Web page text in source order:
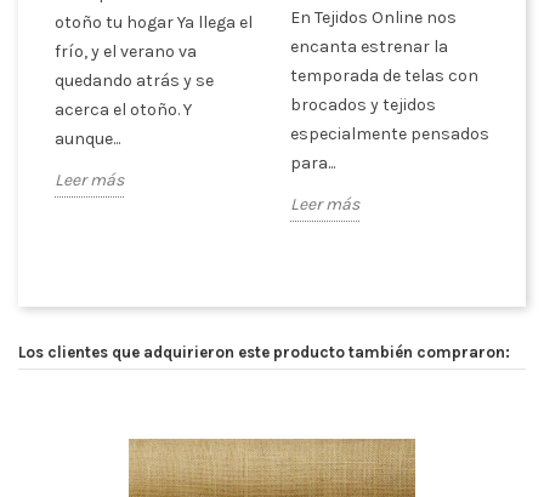
otoño tu hogar Ya llega el
frío, y el verano va
quedando atrás y se
acerca el otoño. Y
aunque...
Leer más
En Tejidos Online nos
encanta estrenar la
temporada de telas con
brocados y tejidos
especialmente pensados
para...
Leer más
Los clientes que adquirieron este producto también compraron: